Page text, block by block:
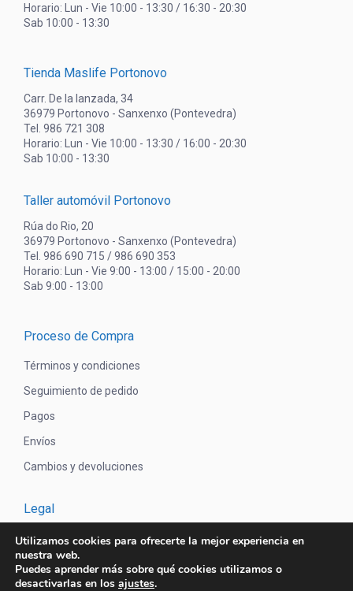
Horario: Lun - Vie 10:00 - 13:30 / 16:30 - 20:30
Sab 10:00 - 13:30
Tienda Maslife Portonovo
Carr. De la lanzada, 34
36979 Portonovo - Sanxenxo (Pontevedra)
Tel. 986 721 308
Horario: Lun - Vie 10:00 - 13:30 / 16:00 - 20:30
Sab 10:00 - 13:30
Taller automóvil Portonovo
Rúa do Rio, 20
36979 Portonovo - Sanxenxo (Pontevedra)
Tel. 986 690 715 / 986 690 353
Horario: Lun - Vie 9:00 - 13:00 / 15:00 - 20:00
Sab 9:00 - 13:00
Proceso de Compra
Términos y condiciones
Seguimiento de pedido
Pagos
Envíos
Cambios y devoluciones
Legal
Aviso legal
Política de privacidad
Política de cookies
Utilizamos cookies para ofrecerte la mejor experiencia en
nuestra web.
Puedes aprender más sobre qué cookies utilizamos o
desactivarlas en los ajustes.